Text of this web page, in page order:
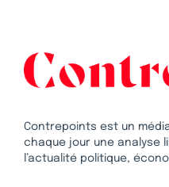
Contrepoints est un
chaque jour une analyse
l’actualité politique,